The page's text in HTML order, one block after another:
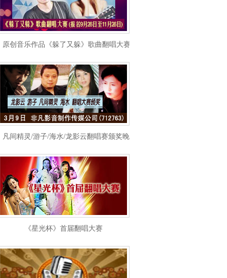
原创音乐作品《躲了又躲》歌曲翻唱大赛(报名)
凡间精灵/游子/海水/龙影云翻唱赛颁奖晚会
《星光杯》首届翻唱大赛